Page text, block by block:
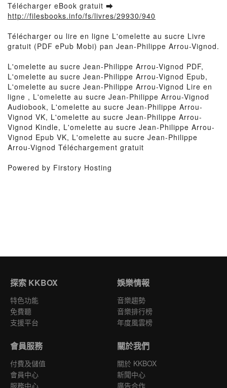
Télécharger eBook gratuit ➡
http://filesbooks.info/fs/livres/29930/940
Télécharger ou lire en ligne L'omelette au sucre Livre
gratuit (PDF ePub Mobi) pan Jean-Philippe Arrou-Vignod.
L'omelette au sucre Jean-Philippe Arrou-Vignod PDF,
L'omelette au sucre Jean-Philippe Arrou-Vignod Epub,
L'omelette au sucre Jean-Philippe Arrou-Vignod Lire en
ligne , L'omelette au sucre Jean-Philippe Arrou-Vignod
Audiobook, L'omelette au sucre Jean-Philippe Arrou-
Vignod VK, L'omelette au sucre Jean-Philippe Arrou-
Vignod Kindle, L'omelette au sucre Jean-Philippe Arrou-
Vignod Epub VK, L'omelette au sucre Jean-Philippe
Arrou-Vignod Téléchargement gratuit
Powered by Firstory Hosting
探索 KKBOX
特色功能
免費聽
支援平台
娛樂情報
音樂趨勢
音樂排行榜
年度風雲榜
會員服務
付費及儲值
會員中心
服務中心
關於我們
關於 KKBOX
新聞中心
廣告合作